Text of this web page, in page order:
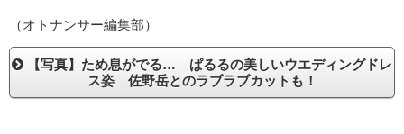
（オトナンサー編集部）
【写真】ため息がでる… ぱるるの美しいウエディングドレ
ス姿 佐野岳とのラブラブカットも！